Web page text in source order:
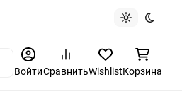
Light theme
Dark
ВойтиСравнитьWishlistКорзина